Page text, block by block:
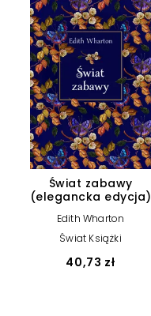
Świat zabawy
(elegancka edycja)
Edith Wharton
Świat Książki
40,73 zł